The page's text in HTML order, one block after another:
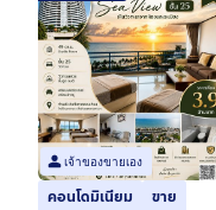
เจ้าของขายเอง
คอนโดมิเนียม ขาย